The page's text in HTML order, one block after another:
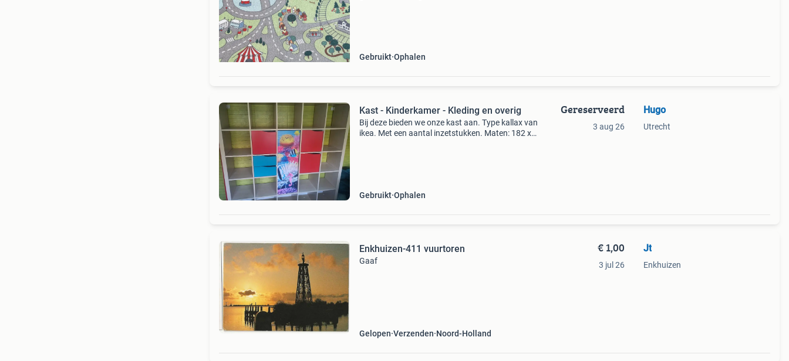
Gebruikt Ophalen
Kast - Kinderkamer - Kleding en overig
Bij deze bieden we onze kast aan. Type kallax van
ikea. Met een aantal inzetstukken. Maten: 182 x
Gebruikt Ophalen
Gereserveerd
3 aug 26
Hugo
Utrecht
Enkhuizen-411 vuurtoren
Gaaf
Gelopen Verzenden Noord-Holland
€ 1,00
3 jul 26
Jt
Enkhuizen